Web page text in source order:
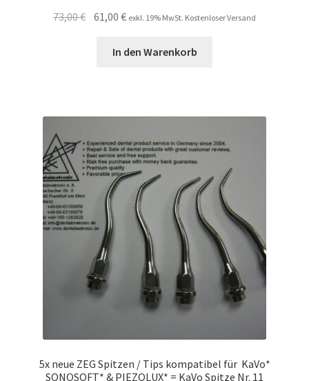
73,00€ Ursprünglicher
61,00€Aktueller
ist:
exkl. 19% MwSt. Kostenloser Versand
In den Warenkorb
5x neue ZEG Spitzen / Tips kompatibel für KaVo*
SONOSOFT* & PIEZOLUX* = KaVo Spitze Nr. 11